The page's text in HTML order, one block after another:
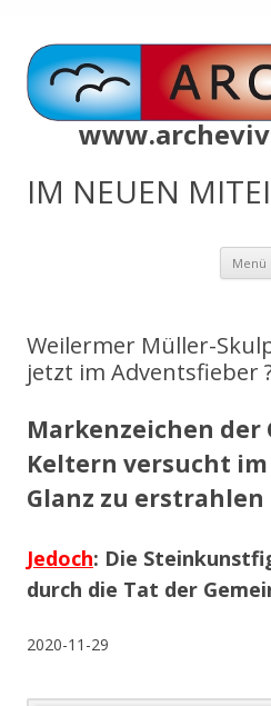
IM NEUEN
Menü
Weilermer Müller-
jetzt im Adventsfieber
Markenzeichen der
Keltern versucht
Glanz zu erstrahlen
Jedoch: Die
durch die Tat der
2020-11-29